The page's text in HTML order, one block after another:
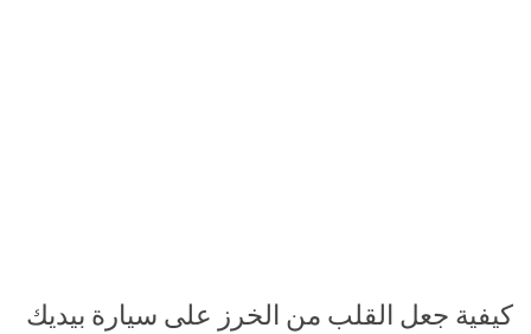
كيفية جعل القلب من الخرز على سيارة بيديك